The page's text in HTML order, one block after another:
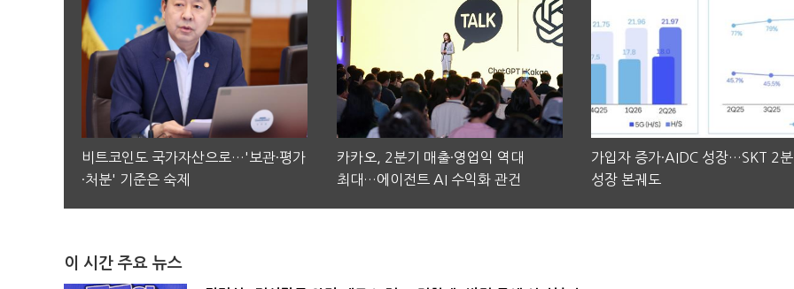
비트코인도 국가자산으로…'보관·평가
·처분' 기준은 숙제
카카오, 2분기 매출·영업익 역대
최대…에이전트 AI 수익화 관건
가입자 증가·AIDC 성장…SKT 2
성장 본궤도
이 시간 주요 뉴스